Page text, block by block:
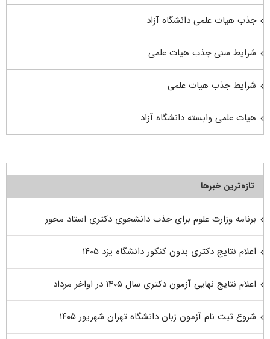
جذب هیات علمی دانشگاه آزاد
شرایط سنی جذب هیات علمی
شرایط جذب هیات علمی
هیات علمی وابسته دانشگاه آزاد
تازه‌ترین خبرها
برنامه وزارت علوم برای جذب دانشجوی دکتری استاد محور
اعلام نتایج دکتری بدون کنکور دانشگاه یزد ۱۴۰۵
اعلام نتایج نهایی آزمون دکتری سال ۱۴۰۵ در اواخر مرداد
شروع ثبت نام آزمون زبان دانشگاه تهران شهریور ۱۴۰۵